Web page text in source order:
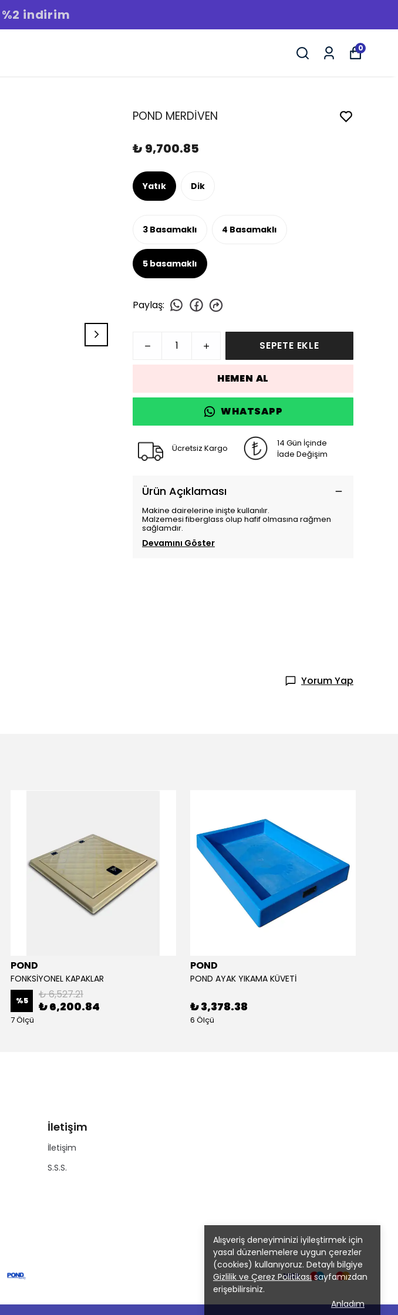
indirim
0
Alışveriş deneyiminizi iyileştirmek için
yasal düzenlemelere uygun çerezler
(cookies) kullanıyoruz. Detaylı bilgiye
Gizlilik ve Çerez Politikasısayfamızdan
erişebilirsiniz.
Anladım
POND MERDİVEN
₺ 9,700.85
Yatık Dik
3 Basamaklı 4 Basamaklı
5 basamaklı
Paylaş:
SEPETE EKLE
HEMEN AL
WHATSAPP
Ücretsiz Kargo
14 Gün İçinde
İade Değişim
Ürün Açıklaması
Makine dairelerine inişte kullanılır.
Malzemesi fiberglass olup hafif olmasına rağmen
sağlamdır.
Devamını Göster
Yorum Yap
POND
FONKSİYONEL KAPAKLAR
%5 ₺ 6,527.21
₺ 6,200.84
7 Ölçü
POND
POND AYAK YIKAMA KÜVETİ
₺ 3,378.38
6 Ölçü
İletişim
İletişim
S.S.S.